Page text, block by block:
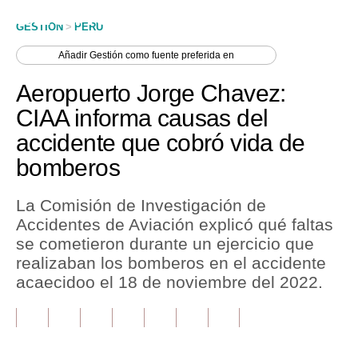
Economía
Mercados
Perú
Política
Tu Dinero
Finanzas Personales
Plus G
GESTION > PERU
AñadirGestión como fuente preferida en
Aeropuerto Jorge Chavez:
CIAA informa causas del
accidente que cobró vida de
bomberos
La Comisión de Investigación de
Accidentes de Aviación explicó qué faltas
se cometieron durante un ejercicio que
realizaban los bomberos en el accidente
acaecidoo el 18 de noviembre del 2022.